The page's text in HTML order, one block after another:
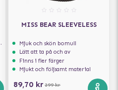
MISS BEAR SLEEVELESS
Mjuk och skön bomull
Lätt att ta på och av
Finns i fler färger
Mjukt och följsamt material
89,70 kr 299 kr